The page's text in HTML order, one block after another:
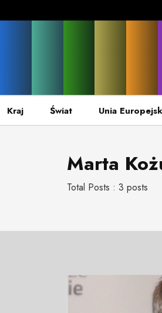
Kraj Świat Unia
Marta
Total Posts : 3 posts